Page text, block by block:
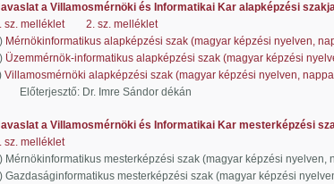
a Villamosmérnöki és Informatikai Kar alapképzési
sz. melléklet
2. sz. melléklet
Mérnökinformatikus alapképzési szak (magyar képzési nyelven,
Üzemmérnök-informatikus alapképzési szak (magyar képzési
Villamosmérnöki alapképzési szak (magyar képzési nyelven,
Dr. Imre Sándor dékán
a Villamosmérnöki és Informatikai Kar mesterképzési
sz. melléklet
mesterképzési szak (magyar képzési nyelven,
mesterképzési szak (magyar képzési